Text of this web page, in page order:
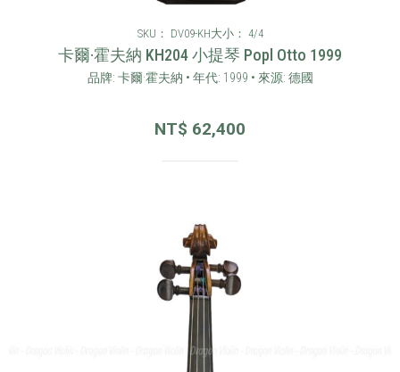
SKU： DV09-KH大小： 4/4
卡爾·霍夫納 KH204 小提琴 Popl Otto 1999
品牌: 卡爾·霍夫納 • 年代: 1999 • 來源: 德國
NT$ 62,400